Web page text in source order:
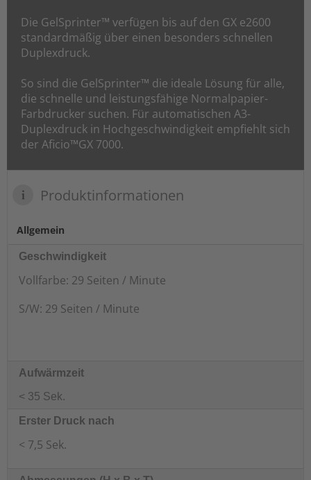
Die GelSprinter™ verfügen bis auf den GX e2600
standardmäßig über einen besonders schnellen
Duplexdruck.
So sind die GelSprinter™ die ideale Lösung für alle,
die schnelle und leistungsfähige Normalpapier-
Farbdrucker suchen. Für automatischen A3-
Duplexdruck in Hochgeschwindigkeit empfiehlt sich
der Aficio™GX 7000.
Produktinformationen
Allgemein
Geschwindigkeit
Vollfarbe: 29 Seiten / Minute
S/W: 29 Seiten / Minute
Aufwärmzeit
< 35 Sek.
Erster Druck nach
< 7,5 Sek.